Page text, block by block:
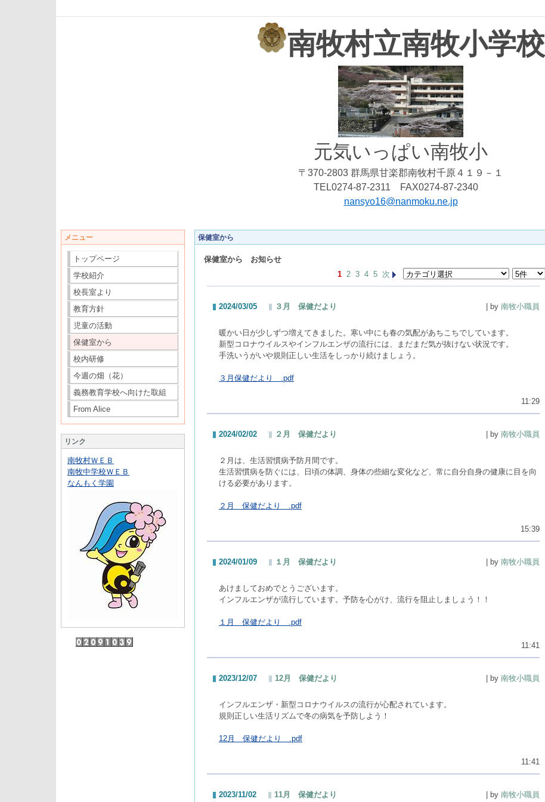
南牧村立南牧小学校
元気いっぱい南牧小
〒370-2803 群馬県甘楽郡南牧村千原４１９－１
TEL0274-87-2311 FAX0274-87-2340
nansyo16@nanmoku.ne.jp
メニュー
トップページ
学校紹介
校長室より
教育方針
児童の活動
保健室から
校内研修
今週の畑（花）
義務教育学校へ向けた取組
From Alice
リンク
南牧村ＷＥＢ
南牧中学校ＷＥＢ
なんもく学園
保健室から
保健室から お知らせ
1 2 3 4 5 次
2024/03/05 ３月 保健だより | by 南牧小職員
暖かい日が少しずつ増えてきました。寒い中にも春の気配があちこちでしています。
新型コロナウイルスやインフルエンザの流行には、まだまだ気が抜けない状況です。
手洗いうがいや規則正しい生活をしっかり続けましょう。
３月保健だより .pdf
11:29
2024/02/02 ２月 保健だより | by 南牧小職員
２月は、生活習慣病予防月間です。
生活習慣病を防ぐには、日頃の体調、身体の些細な変化など、常に自分自身の健康に目を向
ける必要があります。
２月 保健だより .pdf
15:39
2024/01/09 １月 保健だより | by 南牧小職員
あけましておめでとうございます。
インフルエンザが流行しています。予防を心がけ、流行を阻止しましょう！！
１月 保健だより .pdf
11:41
2023/12/07 12月 保健だより | by 南牧小職員
インフルエンザ・新型コロナウイルスの流行が心配されています。
規則正しい生活リズムで冬の病気を予防しよう！
12月 保健だより .pdf
11:41
2023/11/02 11月 保健だより | by 南牧小職員